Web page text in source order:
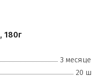
180г
3
20